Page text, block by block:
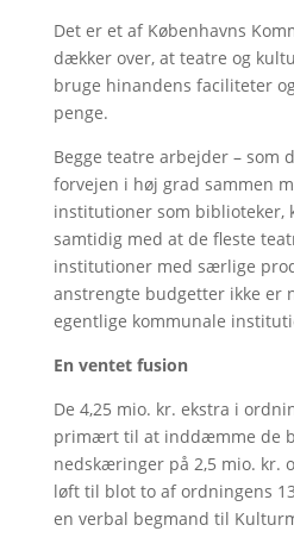
Det er et af Københavns
dækker over, at teatre og
bruge hinandens faciliteter
penge.
Begge teatre arbejder – som
forvejen i høj grad sammen
institutioner som biblioteker,
samtidig med at de fleste
institutioner med særlige
anstrengte budgetter ikke er
egentlige kommunale
En ventet fusion
De 4,25 mio. kr. ekstra i
primært til at inddæmme de
nedskæringer på 2,5 mio. kr.
løft til blot to af ordningens
en verbal begmand til